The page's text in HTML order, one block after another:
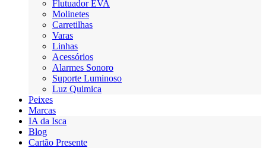
Flutuador EVA
Molinetes
Carretilhas
Varas
Linhas
Acessórios
Alarmes Sonoro
Suporte Luminoso
Luz Quimica
Peixes
Marcas
IA da Isca
Blog
Cartão Presente